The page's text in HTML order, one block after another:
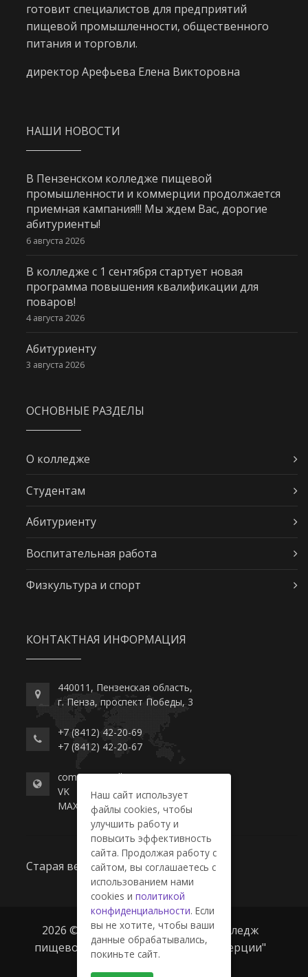
готовит специалистов для предприятий
пищевой промышленности, общественного
питания и торговли.
директор Арефьева Елена Викторовна
НАШИ НОВОСТИ
В Пензенском колледже пищевой
промышленности и коммерции продолжается
приемная кампания!!! Мы ждем Вас, дорогие
абитуриенты!
6 августа 2026
В колледже с 1 сентября стартует новая
программа повышения квалификации для
поваров!
4 августа 2026
Абитуриенту
3 августа 2026
ОСНОВНЫЕ РАЗДЕЛЫ
О колледже
Студентам
Абитуриенту
Воспитательная работа
Физкультура и спорт
КОНТАКТНАЯ ИНФОРМАЦИЯ
440011, Пензенская область,
г. Пенза, проспект Победы, 3
+7 (8412) 42-20-69
+7 (8412) 42-20-67
commerce-college.ru
VK
MAX
Старая версия сайта
2026 © ГАПОУ ПО "Пензенский колледж
пищевой промышленности и коммерции"
Наш сайт использует
файлы cookies, чтобы
улучшить работу и
повысить эффективность
сайта. Продолжая работу с
сайтом, вы соглашаетесь с
использованием нами
cookies и политикой
конфиденциальности. Если
вы не хотите, чтобы ваши
данные обрабатывались,
покиньте сайт.